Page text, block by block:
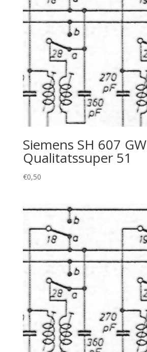
Siemens SH 607 GW
Qualitatssuper 51
€0,50